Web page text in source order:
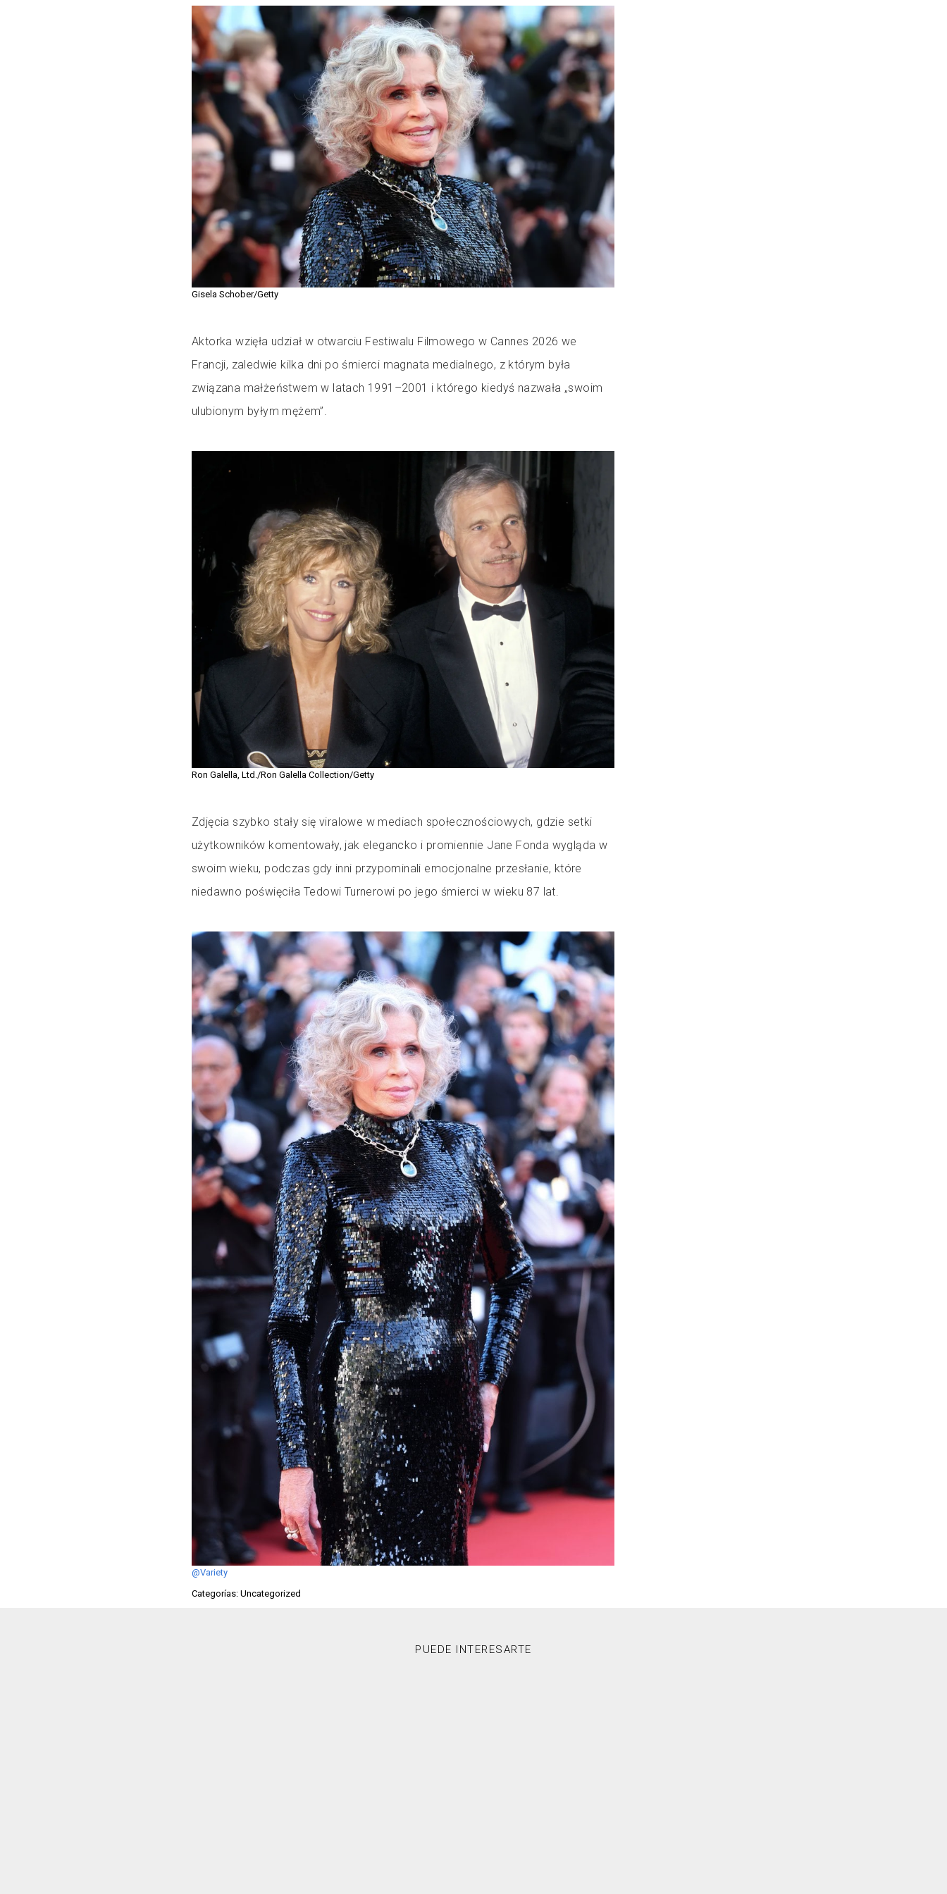
Gisela Schober/Getty
Aktorka wzięła udział w otwarciu Festiwalu Filmowego w Cannes 2026 we
Francji, zaledwie kilka dni po śmierci magnata medialnego, z którym była
związana małżeństwem w latach 1991–2001 i którego kiedyś nazwała „swoim
ulubionym byłym mężem”.
Ron Galella, Ltd./Ron Galella Collection/Getty
Zdjęcia szybko stały się viralowe w mediach społecznościowych, gdzie setki
użytkowników komentowały, jak elegancko i promiennie Jane Fonda wygląda w
swoim wieku, podczas gdy inni przypominali emocjonalne przesłanie, które
niedawno poświęciła Tedowi Turnerowi po jego śmierci w wieku 87 lat.
@Variety
Categorías: Uncategorized
PUEDE INTERESARTE